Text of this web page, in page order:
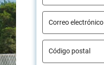
Correo electrónico
Código postal